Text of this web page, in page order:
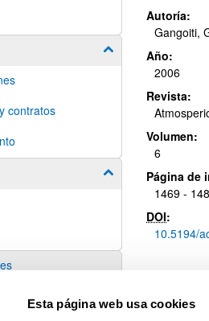
Esta página web usa cookies
Mostrar/ocultar
contratos
Mostrar/ocultar
Autoría:
Gangoiti,
Año:
2006
Revista:
Volumen:
6
Página de
1469 -
DOI:
10.5194/